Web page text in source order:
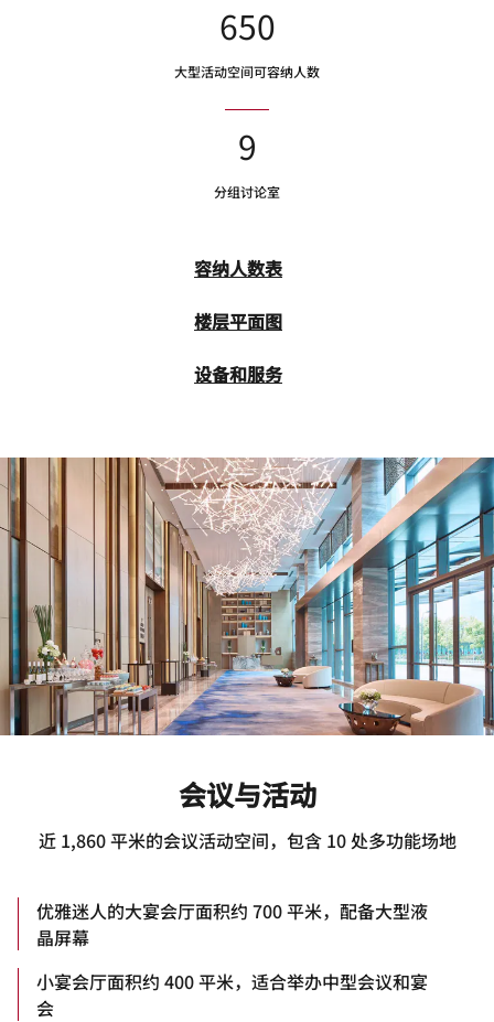
650
大型活动空间可容纳人数
9
分组讨论室
容纳人数表
楼层平面图
设备和服务
会议与活动
近 1,860 平米的会议活动空间，包含 10 处多功能场地
优雅迷人的大宴会厅面积约 700 平米，配备大型液
晶屏幕
小宴会厅面积约 400 平米，适合举办中型会议和宴
会